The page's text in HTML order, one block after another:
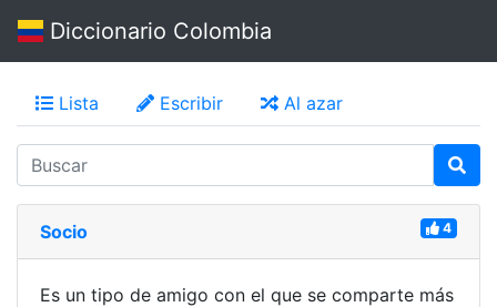
Diccionario Colombia
Lista Escribir Al azar
Socio 4
Es un tipo de amigo con el que se comparte más